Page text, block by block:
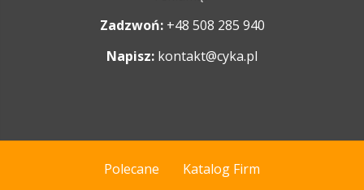
Zadzwoń: +48 508 285 940
Napisz: kontakt@cyka.pl
Polecane Katalog Firm